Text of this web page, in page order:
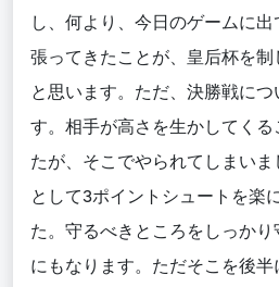
し、何より、今日のゲームに
張ってきたことが、皇后杯を
と思います。ただ、決勝戦に
す。相手が高さを生かしてく
たが、そこでやられてしまいま
として3ポイントシュートを楽
た。守るべきところをしっか
にもなります。ただそこを後